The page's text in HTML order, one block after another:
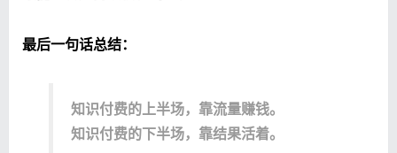
最后一句话总结：
知识付费的上半场，靠流量赚钱。
知识付费的下半场，靠结果活着。